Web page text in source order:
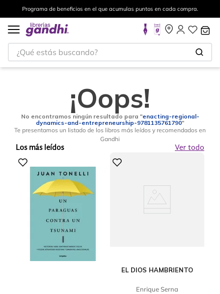
Programa de beneficios en el que acumulas puntos en cada compra.
¿Qué estás buscando?
¡Oops!
No encontramos ningún resultado para "enacting-regional-
dynamics-and-entrepreneurship-9781135761790"
Te presentamos un listado de los libros más leídos y recomendados en
Gandhi
Los más leídos Ver todo
EL DIOS HAMBRIENTO
Enrique Serna